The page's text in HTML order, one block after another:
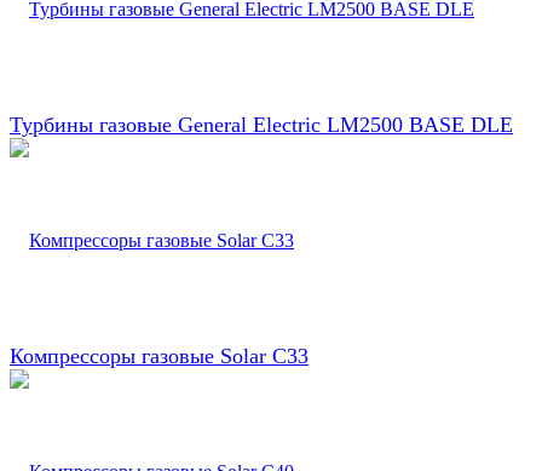
Турбины газовые General Electric LM2500 BASE DLE
Компрессоры газовые Solar C33